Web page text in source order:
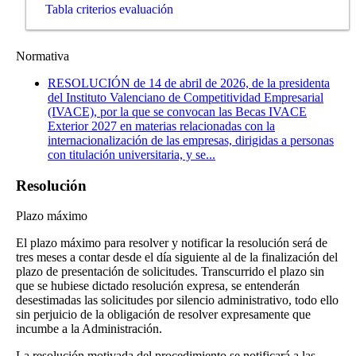
Tabla criterios evaluación
Normativa
RESOLUCIÓN de 14 de abril de 2026, de la presidenta
del Instituto Valenciano de Competitividad Empresarial
(IVACE), por la que se convocan las Becas IVACE
Exterior 2027 en materias relacionadas con la
internacionalización de las empresas, dirigidas a personas
con titulación universitaria, y se...
Resolución
Plazo máximo
El plazo máximo para resolver y notificar la resolución será de
tres meses a contar desde el día siguiente al de la finalización del
plazo de presentación de solicitudes. Transcurrido el plazo sin
que se hubiese dictado resolución expresa, se entenderán
desestimadas las solicitudes por silencio administrativo, todo ello
sin perjuicio de la obligación de resolver expresamente que
incumbe a la Administración.